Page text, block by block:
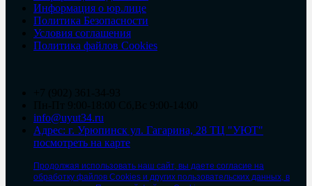
Информация о юр.лице
Политика Безопасности
Условия соглашения
Политика файлов Cookies
info@uyut34.ru
Адрес: г. Урюпинск ул. Гагарина, 28 ТЦ "УЮТ"
посмотреть на карте
Продолжая использовать наш сайт, вы даете согласие на
обработку файлов Cookies и других пользовательских данных, в